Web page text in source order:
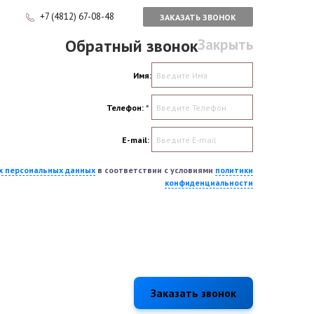
+7 (4812) 67-08-48 ЗАКАЗАТЬ ЗВОНОК
Закрыть
Обратный звонок
Имя:
Телефон: *
E-mail:
персональных данных в соответствии с условиями политики
конфиденциальности